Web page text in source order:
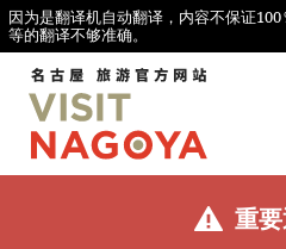
因为是翻译机自动翻译，内容不保证
等的翻译不够准确。
重